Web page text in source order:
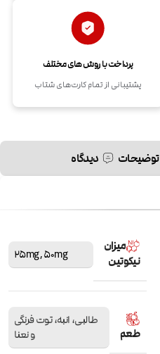
پرداخت با روش های مختلف
پشتیبانی از تمام کارت‌های شتاب
توضیحات دیدگاه
میزان
نیکوتین
25mg,50mg
طعم
طالبی، انبه، توت فرنگی
و نعنا